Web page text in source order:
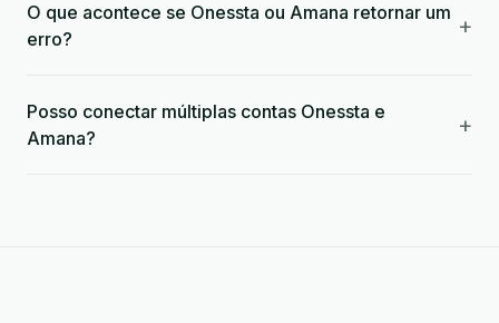
O que acontece se Onessta ou Amana retornar um
erro?
+
Posso conectar múltiplas contas Onessta e
Amana?
+